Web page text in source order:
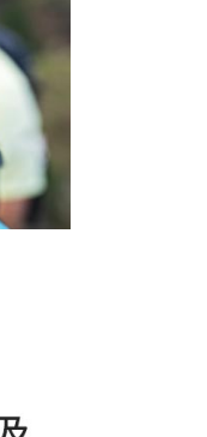
之情
律行